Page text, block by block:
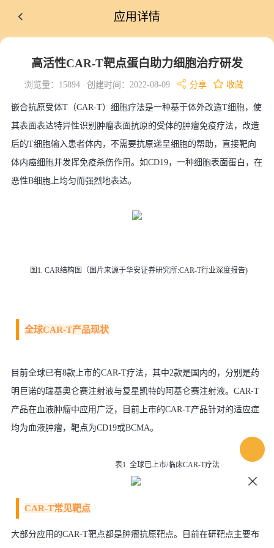
应用详情
高活性CAR-T靶点蛋白助力细胞治疗研发
浏览量：15894 创建时间：2022-08-09 分享 收藏
嵌合抗原受体T（CAR-T）细胞疗法是一种基于体外改造T细胞，使
其表面表达特异性识别肿瘤表面抗原的受体的肿瘤免疫疗法，改造
后的T细胞输入患者体内，不需要抗原递呈细胞的帮助，直接靶向
体内癌细胞并发挥免疫杀伤作用。如CD19，一种细胞表面蛋白，在
恶性B细胞上均匀而强烈地表达。
图1. CAR结构图 （图片来源于华安证券研究所:CAR-T行业深度报告)
全球CAR-T产品现状
目前全球已有8款上市的CAR-T疗法，其中2款是国内的，分别是药
明巨诺的瑞基奥仑赛注射液与复星凯特的阿基仑赛注射液。CAR-T
产品在血液肿瘤中应用广泛，目前上市的CAR-T产品针对的适应症
均为血液肿瘤，靶点为CD19或BCMA。
表1. 全球已上市/临床CAR-T疗法
CAR-T常见靶点
大部分应用的CAR-T靶点都是肿瘤抗原靶点。目前在研靶点主要布